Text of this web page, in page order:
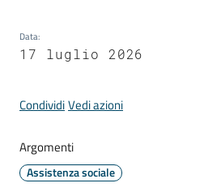
argomenti...
Seguici
Data:
17 luglio 2026
CondividiVedi azioni
Argomenti
Assistenza sociale